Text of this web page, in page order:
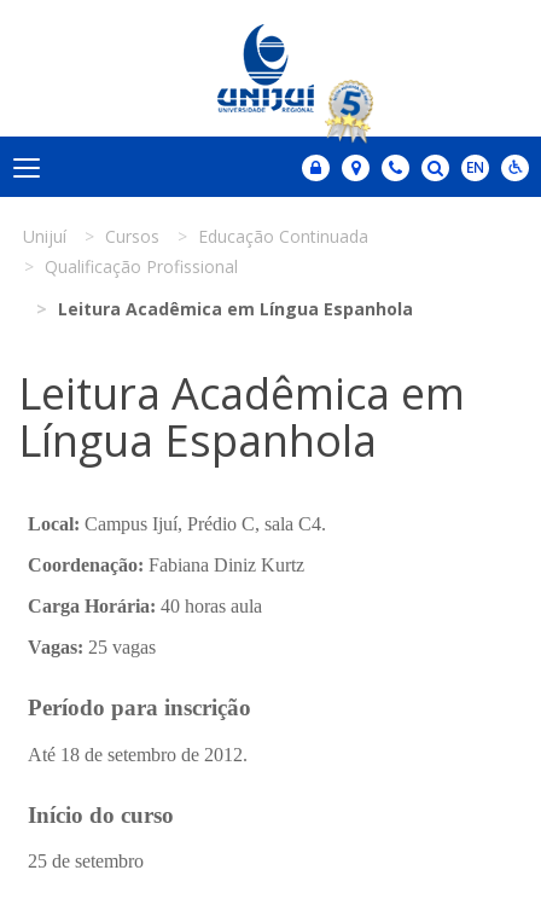
Unijuí Cursos
Educação Continuada
Qualificação Profissional
Leitura Acadêmica em Língua Espanhola
Leitura Acadêmica em
Língua Espanhola